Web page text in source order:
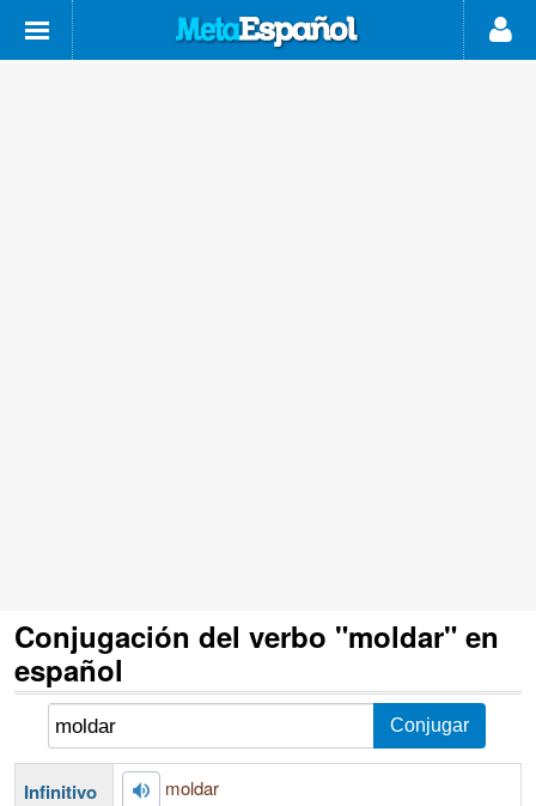
Conjugación del verbo "moldar" en
español
Infinitivo moldar